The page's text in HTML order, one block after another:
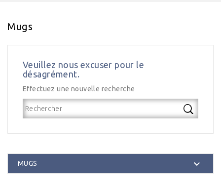
Mugs
Veuillez nous excuser pour le
désagrément.
Effectuez une nouvelle recherche
MUGS 